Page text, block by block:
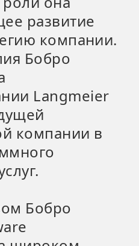
развитие
компании.
Бобро
Langmeier
компании в
Бобро